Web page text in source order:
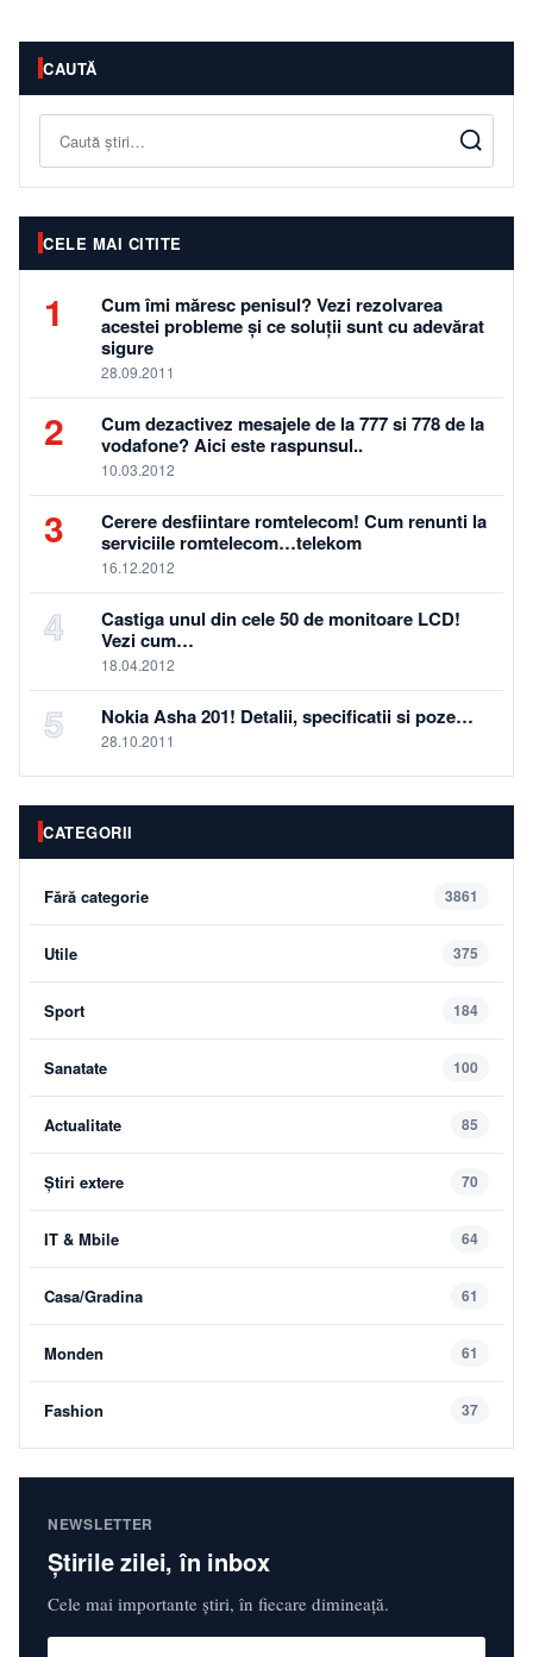
CAUTĂ
CELE MAI CITITE
1
Cum îmi măresc penisul? Vezi rezolvarea
acestei probleme și ce soluții sunt cu adevărat
sigure
28.09.2011
2
Cum dezactivez mesajele de la 777 si 778 de la
vodafone? Aici este raspunsul..
10.03.2012
3
Cerere desfiintare romtelecom! Cum renunti la
serviciile romtelecom…telekom
16.12.2012
4
Castiga unul din cele 50 de monitoare LCD!
Vezi cum…
18.04.2012
5 Nokia Asha 201! Detalii, specificatii si poze…
28.10.2011
CATEGORII
Fără categorie 3861
Utile 375
Sport 184
Sanatate 100
Actualitate 85
Știri extere 70
IT & Mbile 64
Casa/Gradina 61
Monden 61
Fashion 37
NEWSLETTER
Știrile zilei, în inbox
Cele mai importante știri, în fiecare dimineață.